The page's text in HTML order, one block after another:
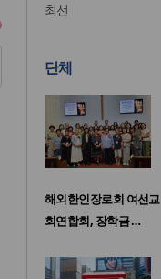
최선
단체
해외한인장로회 여선교
회연합회, 장학금 …